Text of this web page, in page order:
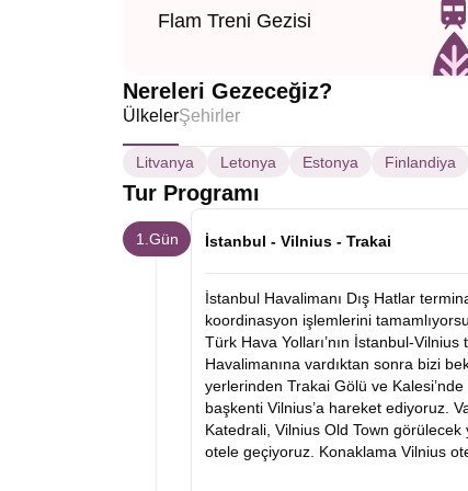
Flam Treni Gezisi
Nereleri Gezeceğiz?
ÜlkelerŞehirler
Litvanya Letonya Estonya Finlandiya
Tur Programı
1.Gün İstanbul - Vilnius - Trakai
İstanbul Havalimanı Dış Hatlar
koordinasyon işlemlerini
Türk Hava Yolları’nın İstanbul-
Havalimanına vardıktan sonra bizi
yerlerinden Trakai Gölü ve
başkenti Vilnius’a hareket ediyoruz.
Katedrali, Vilnius Old Town görülecek
otele geçiyoruz. Konaklama Vilnius